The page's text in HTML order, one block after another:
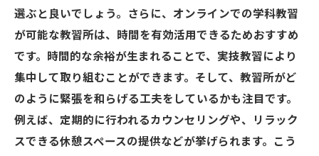
選ぶと良いでしょう。さらに、オンラインでの学科教習
が可能な教習所は、時間を有効活用できるためおすすめ
です。時間的な余裕が生まれることで、実技教習により
集中して取り組むことができます。そして、教習所がど
のように緊張を和らげる工夫をしているかも注目です。
例えば、定期的に行われるカウンセリングや、リラック
スできる休憩スペースの提供などが挙げられます。こう